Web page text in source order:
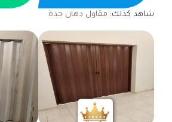
شاهد كذلك: مقاول دهان جدة